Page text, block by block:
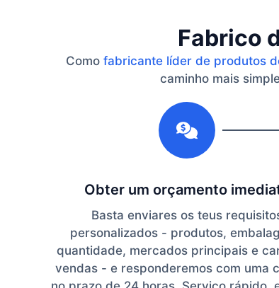
Fabrico
Como fabricante líder de produtos
caminho mais
Obter um orçamento
Basta enviares os teus
personalizados - produtos,
quantidade, mercados principais e
vendas - e responderemos com uma